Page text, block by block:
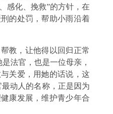
感化、挽救”的方针，在
的处罚，帮助小雨沿着
教，让他得以回归正常
法官，也是一位母亲，
关爱，用她的话说，这
动人的名称，正是因为
康发展，维护青少年合